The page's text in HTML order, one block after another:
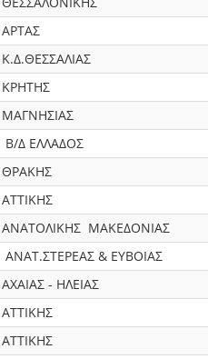
Β/Δ ΕΛΛΑΔΟΣ
ΘΡΑΚΗΣ
ΑΝΑΤΟΛΙΚΗΣ ΜΑΚΕΔΟΝΙΑΣ
& ΕΥΒΟΙΑΣ
- ΗΛΕΙΑΣ